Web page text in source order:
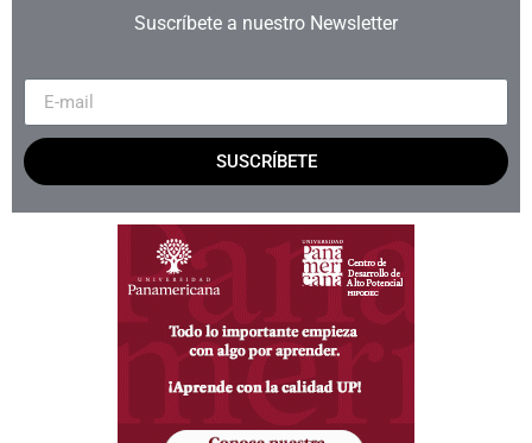
Suscríbete a nuestro Newsletter
SUSCRÍBETE